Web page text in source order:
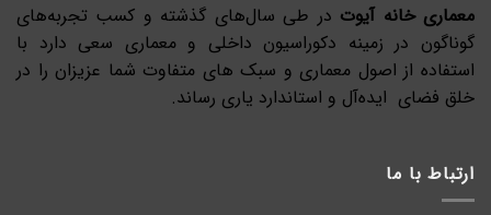
معماری خانه آیوت در طی سال‌های گذشته و کسب تجربه‌های
گوناگون در زمینه دکوراسیون داخلی و معماری سعی دارد با
استفاده از اصول معماری و سبک های متفاوت شما عزیزان را در
خلق فضای ایده‌آل و استاندارد یاری رساند.
ارتباط با ما